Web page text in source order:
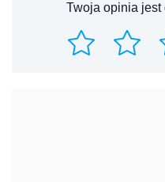
Twoja opinia jest